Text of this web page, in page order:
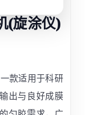
(旋涂仪)
款适用于科研
出与良好成膜